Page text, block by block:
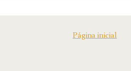
Página inicial